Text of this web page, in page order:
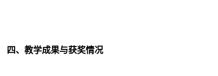
四、教学成果与获奖情况